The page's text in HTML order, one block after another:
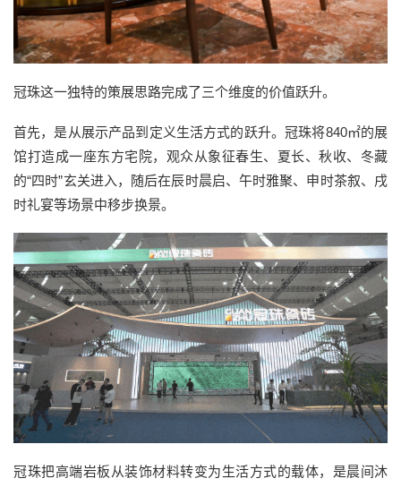
冠珠这一独特的策展思路完成了三个维度的价值跃升。
首先，是从展示产品到定义生活方式的跃升。冠珠将840㎡的展
馆打造成一座东方宅院，观众从象征春生、夏长、秋收、冬藏
的“四时”玄关进入，随后在辰时晨启、午时雅聚、申时茶叙、戌
时礼宴等场景中移步换景。
冠珠把高端岩板从装饰材料转变为生活方式的载体，是晨间沐